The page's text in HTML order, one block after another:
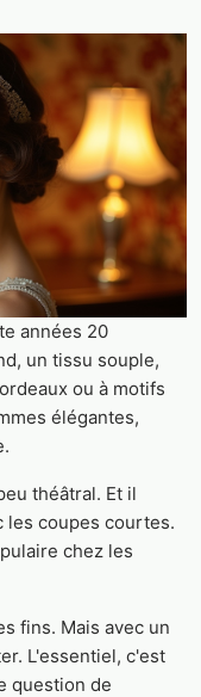
années 20
un tissu souple,
ou à motifs
élégantes,
théâtral. Et il
coupes courtes.
chez les
fins. Mais avec un
L'essentiel, c'est
question de